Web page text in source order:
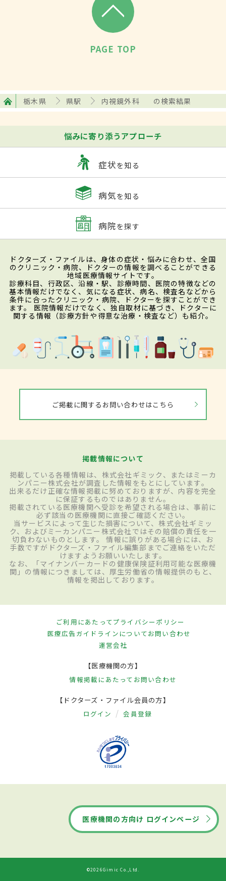
PAGE TOP
栃木県 県駅 内視鏡外科 の検索結果
悩みに寄り添うアプローチ
症状を知る
病気を知る
病院を探す
ドクターズ・ファイルは、身体の症状・悩みに合わせ、全国
のクリニック・病院、ドクターの情報を調べることができる
地域医療情報サイトです。
診療科目、行政区、沿線・駅、診療時間、医院の特徴などの
基本情報だけでなく、気になる症状、病名、検査名などから
条件に合ったクリニック・病院、ドクターを探すことができ
ます。 医院情報だけでなく、独自取材に基づき、ドクターに
関する情報（診療方針や得意な治療・検査など）も紹介。
ご掲載に関するお問い合わせはこちら
掲載情報について
掲載している各種情報は、株式会社ギミック、またはミーカ
ンパニー株式会社が調査した情報をもとにしています。
出来るだけ正確な情報掲載に努めておりますが、内容を完全
に保証するものではありません。
掲載されている医療機関へ受診を希望される場合は、事前に
必ず該当の医療機関に直接ご確認ください。
当サービスによって生じた損害について、株式会社ギミッ
ク、およびミーカンパニー株式会社ではその賠償の責任を一
切負わないものとします。 情報に誤りがある場合には、お
手数ですがドクターズ・ファイル編集部までご連絡をいただ
けますようお願いいたします。
なお、「マイナンバーカードの健康保険証利用可能な医療機
関」の情報につきましては、厚生労働省の情報提供のもと、
情報を掲出しております。
ご利用にあたってプライバシーポリシー
医療広告ガイドラインについてお問い合わせ
運営会社
【医療機関の方】
情報掲載にあたって お問い合わせ
【ドクターズ・ファイル会員の方】
ログイン 会員登録
医療機関の方向け ログインページ
©2026Gimic Co.,Ltd.